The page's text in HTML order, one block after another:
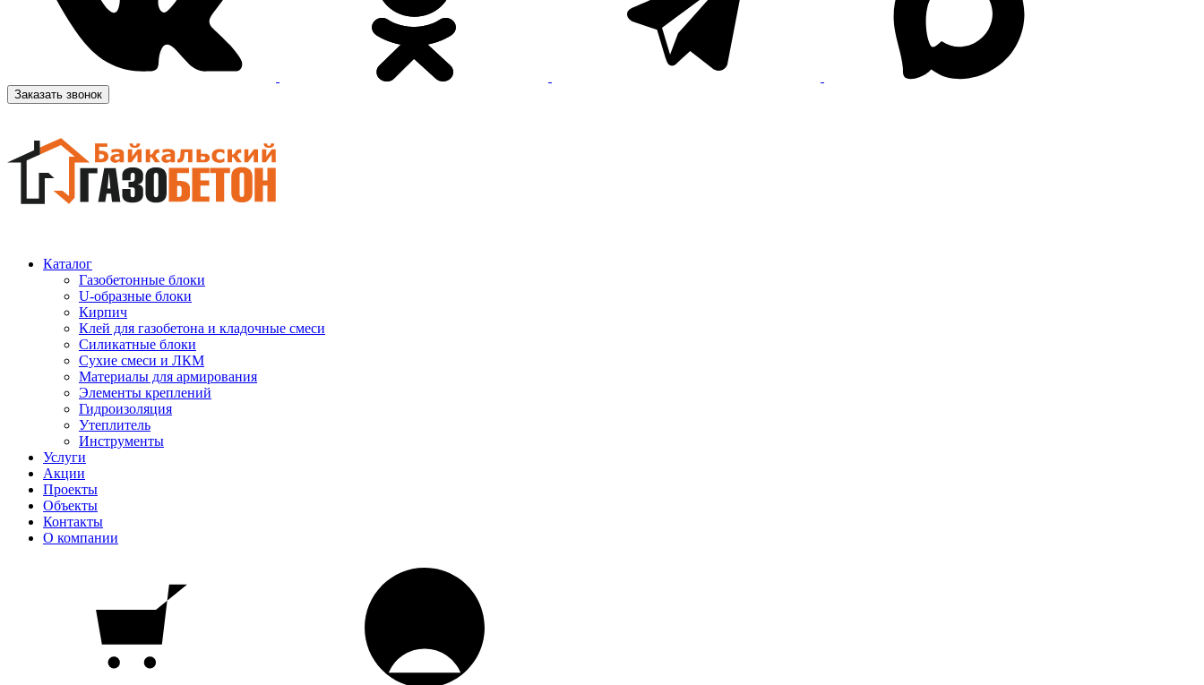
Заказать звонок
Каталог
Газобетонные блоки
U-образные блоки
Кирпич
Клей для газобетона и кладочные смеси
Силикатные блоки
Сухие смеси и ЛКМ
Материалы для армирования
Элементы креплений
Гидроизоляция
Утеплитель
Инструменты
Услуги
Акции
Проекты
Объекты
Контакты
О компании